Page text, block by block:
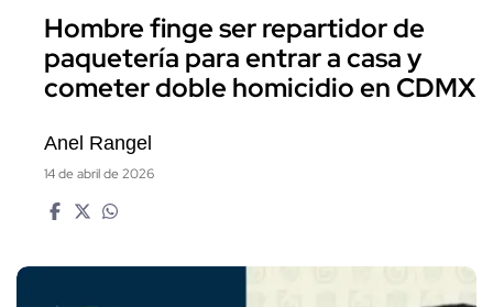
Hombre finge ser repartidor de
paquetería para entrar a casa y
cometer doble homicidio en CDMX
Anel Rangel
14 de abril de 2026